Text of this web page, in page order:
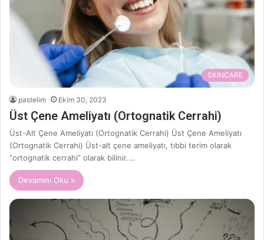
SKINCARE
pastelim Ekim 30, 2023
Üst Çene Ameliyatı (Ortognatik Cerrahi)
Üst-Alt Çene Ameliyatı (Ortognatik Cerrahi) Üst Çene Ameliyatı
(Ortognatik Cerrahi) Üst-alt çene ameliyatı, tıbbi terim olarak
“ortognatik cerrahi” olarak bilinir.…
Devamını Oku »